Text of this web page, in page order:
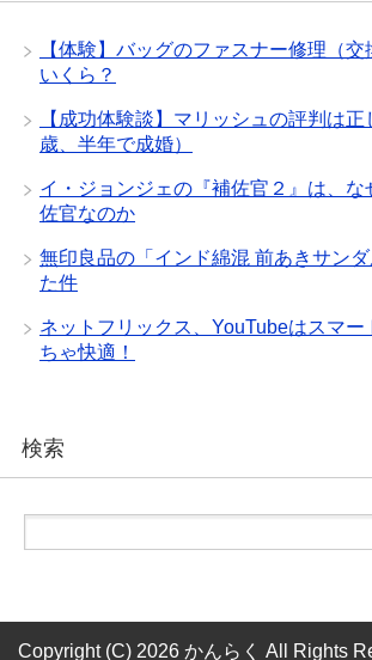
【体験】バッグのファスナー修理（
いくら？
【成功体験談】マリッシュの評判は
歳、半年で成婚）
イ・ジョンジェの『補佐官２』は、な
佐官なのか
無印良品の「インド綿混 前あきサン
た件
ネットフリックス、YouTubeはスマー
ちゃ快適！
検索
Copyright (C) 2026 かんらく All Rights